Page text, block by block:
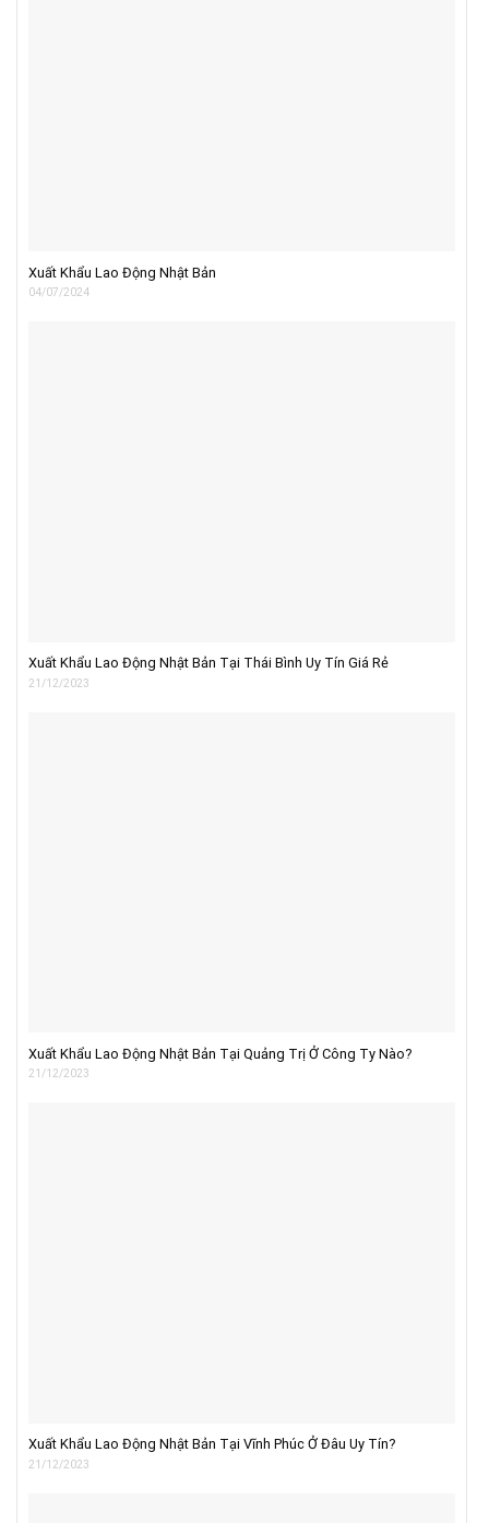
Xuất Khẩu Lao Động Nhật Bản
04/07/2024
Xuất Khẩu Lao Động Nhật Bản Tại Thái Bình Uy Tín Giá Rẻ
21/12/2023
Xuất Khẩu Lao Động Nhật Bản Tại Quảng Trị Ở Công Ty Nào?
21/12/2023
Xuất Khẩu Lao Động Nhật Bản Tại Vĩnh Phúc Ở Đâu Uy Tín?
21/12/2023